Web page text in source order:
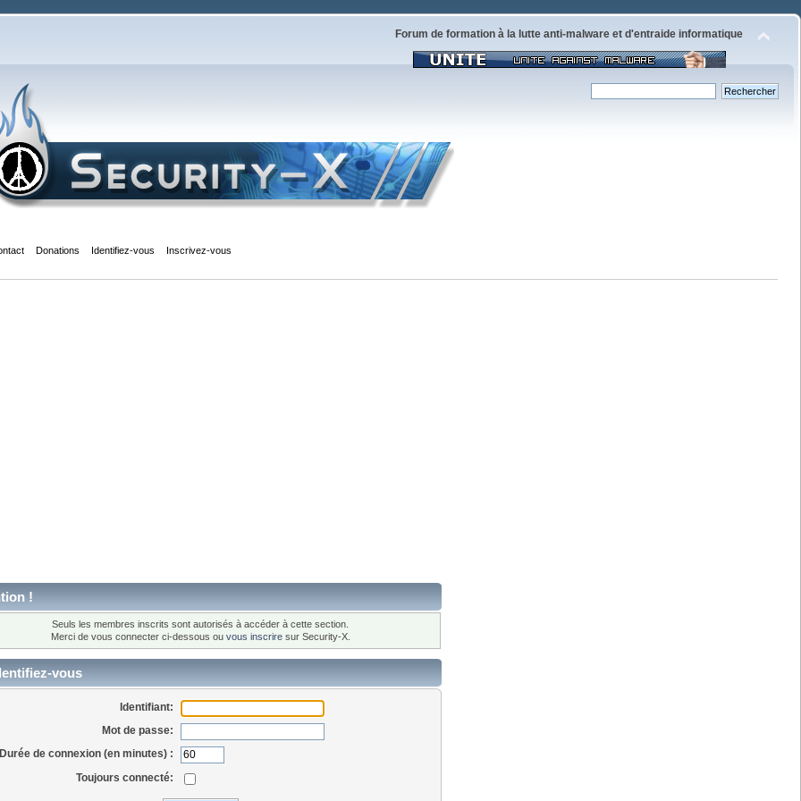
Forum de formation à la lutte anti-malware et d'entraide informatique
Donations Identifiez-vous Inscrivez-vous
!
Seuls les membres inscrits sont autorisés à accéder à cette section.
Merci de vous connecter ci-dessous ou vous inscriresur Security-X.
vous
Identifiant:
Mot de passe:
Durée de connexion (en minutes) :
Toujours connecté: